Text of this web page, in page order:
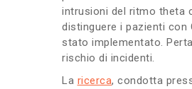
intrusioni del ritmo theta
distinguere i pazienti con
stato implementato.
rischio di incidenti.
La ricerca, condotta